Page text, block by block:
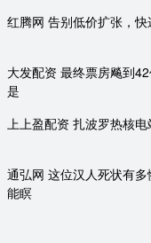
红腾网 告别低价扩张，快
大发配资 最终票房飚到
是
上上盈配资 扎波罗热核
通弘网 这位汉人死状有
能瞑